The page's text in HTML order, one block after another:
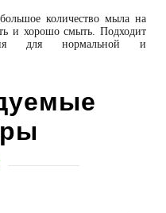
количество мыла на
и хорошо смыть. Подходит
для нормальной и